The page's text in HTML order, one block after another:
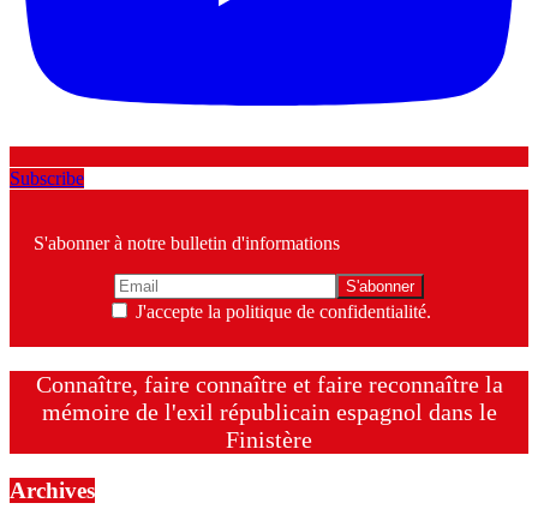
Subscribe
S'abonner à notre bulletin d'informations
J'accepte la politique de confidentialité.
Connaître, faire connaître et faire reconnaître la
mémoire de l'exil républicain espagnol dans le
Finistère
Archives